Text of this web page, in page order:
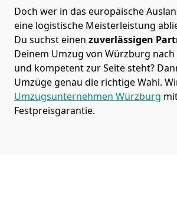
Doch wer in das europäische
eine logistische Meisterleistung
Du suchst einen zuverlässigen
Deinem Umzug von Würzburg
und kompetent zur Seite steht?
Umzügegenau die richtige Wahl.
Umzugsunternehmen Würzburg
Festpreisgarantie.